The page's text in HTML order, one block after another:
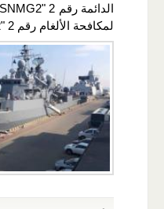
لمكافحة الألغام رقم 2 "SNMCMG2...